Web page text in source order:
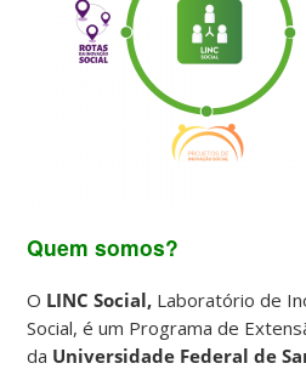
Quem somos?
O LINC Social, Laboratório de
Social, é um Programa de
da Universidade Federal de